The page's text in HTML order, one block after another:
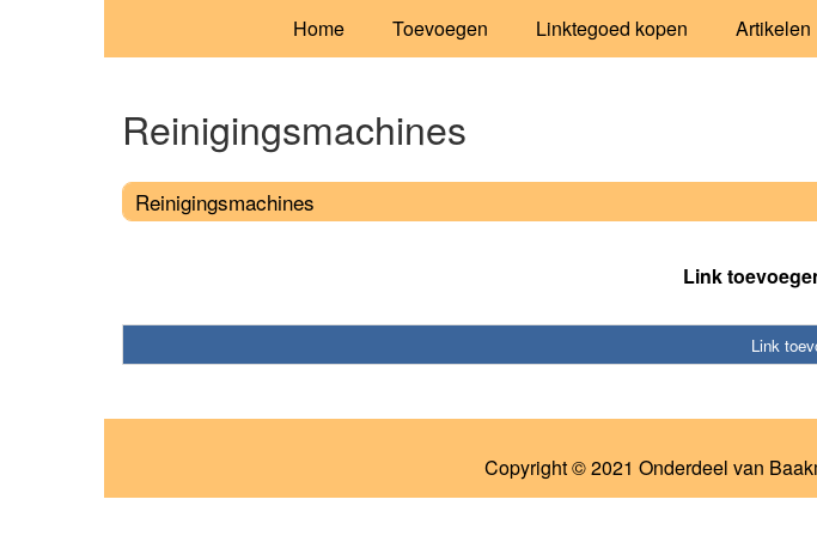
Home Toevoegen Linktegoed kopen Artikelen
Reinigingsmachines
Reinigingsmachines
Link
Link
Copyright © 2021 Onderdeel van